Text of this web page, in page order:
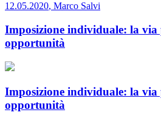
12.05.2020, Marco Salvi
Imposizione individuale: la via
opportunità
Imposizione individuale: la via
opportunità